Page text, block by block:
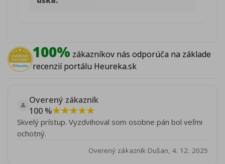
100% zákazníkov nás odporúča na základe
recenzií portálu Heureka.sk
👤 Overený zákazník
100 %★★★★★
Skvelý prístup. Vyzdvihoval som osobne pán bol veľmi
ochotný.
Overený zákazník Dušan, 4. 12. 2025